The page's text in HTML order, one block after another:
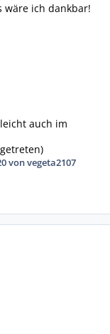
wäre ich dankbar!
auch im
von vegeta2107